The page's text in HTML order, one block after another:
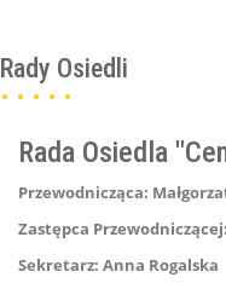
Rady Osiedli
Rada Osiedla
Przewodnicząca:
Zastępca Przewodniczącej:
Sekretarz: Anna Rogalska